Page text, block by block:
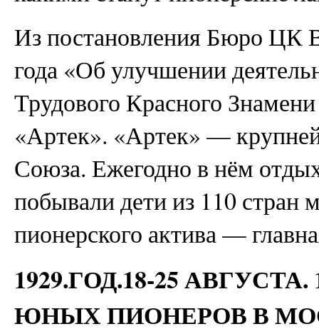
Из постановления Бюро ЦК
года «Об улучшении
Трудового Красного
«Артек». «Артек» —
Союза. Ежегодно в нём
побывали дети из 110 стран
пионерского актива —
1929.ГОД.18-25
ЮНЫХ ПИОНЕРОВ В